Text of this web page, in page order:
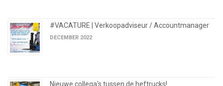
#VACATURE | Verkoopadviseur / Accountmanager
DECEMBER 2022
Nieuwe collega's tussen de heftrucks!